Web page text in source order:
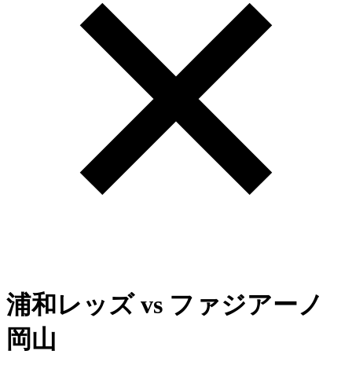
浦和レッズvs ファジアーノ
岡山